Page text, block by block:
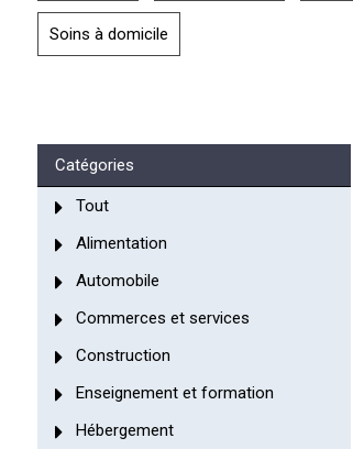
Soins à domicile
Catégories
Tout
Alimentation
Automobile
Commerces et services
Construction
Enseignement et formation
Hébergement